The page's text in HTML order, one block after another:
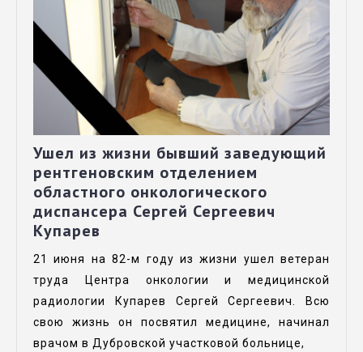
Ушел из жизни бывший заведующий
рентгеновским отделением
областного онкологического
диспансера Сергей Сергеевич
Купарев
21 июня на 82-м году из жизни ушел ветеран
труда Центра онкологии и медицинской
радиологии Купарев Сергей Сергеевич. Всю
свою жизнь он посвятил медицине, начинал
врачом в Дубровской участковой больнице,